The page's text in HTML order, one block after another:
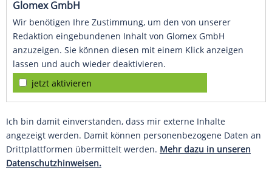
Glomex GmbH
Wir benötigen Ihre Zustimmung, um den von unserer
Redaktion eingebundenen Inhalt von Glomex GmbH
anzuzeigen. Sie können diesen mit einem Klick anzeigen
lassen und auch wieder deaktivieren.
jetzt aktivieren
Ich bin damit einverstanden, dass mir externe Inhalte
angezeigt werden. Damit können personenbezogene Daten an
Drittplattformen übermittelt werden. Mehr dazu in unseren
Datenschutzhinweisen.